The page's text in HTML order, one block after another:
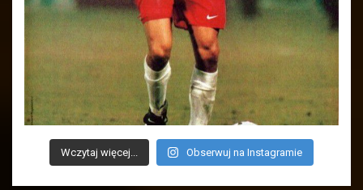
Wczytaj więcej... Obserwuj na Instagramie